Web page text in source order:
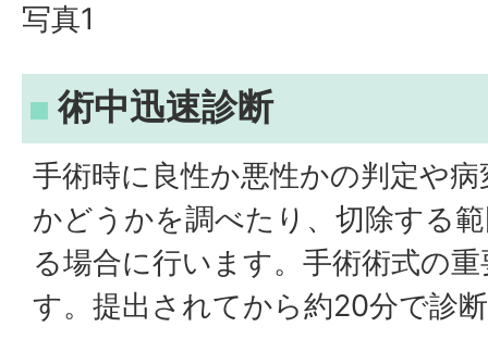
写真1
術中迅速診断
手術時に良性か悪性かの判定や
かどうかを調べたり、切除する
る場合に行います。手術術式の
す。提出されてから約20分で診